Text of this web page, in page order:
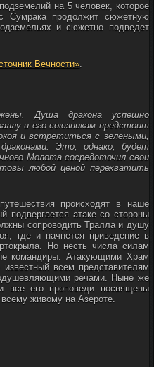
на 5 человек, которое
Сумрака продолжит сюжетную
и сюжетно подведет
Вечности»
Душа дракона успешно
и его союзникам предстоит
и встретиться с зелеными,
Это, однако, будет
Молота сосредоточил свои
любой ценой перехватить
происходят в наше
подвергается атаке со стороны
сопроводить Тралла и душу
где и начнется приведение в
Но несть числа силам
командиры. Атакующими Храм
всем представителям
речами. Ныне же
все его проповеди посвящены
живому на Азероте.